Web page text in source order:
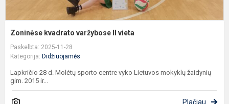
Zoninėse kvadrato varžybose II vieta
Paskelbta: 2025-11-28
Kategorija: Didžiuojamės
Lapkričio 28 d. Molėtų sporto centre vyko Lietuvos mokyklų žaidynių
gim. 2015 ir...
Plačiau